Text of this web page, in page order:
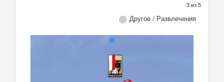
3из5
Другое / Развлечения